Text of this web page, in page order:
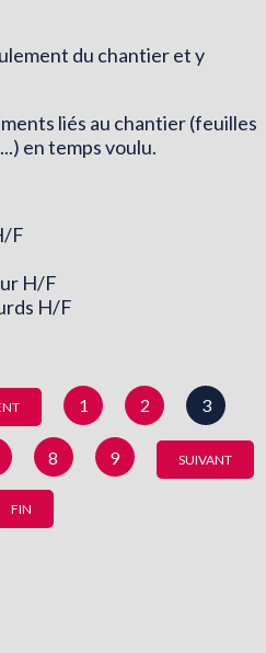
du chantier et y
liés au chantier (feuilles
en temps voulu.
F
H/F
H/F
1 2 3
8 9 SUIVANT
FIN